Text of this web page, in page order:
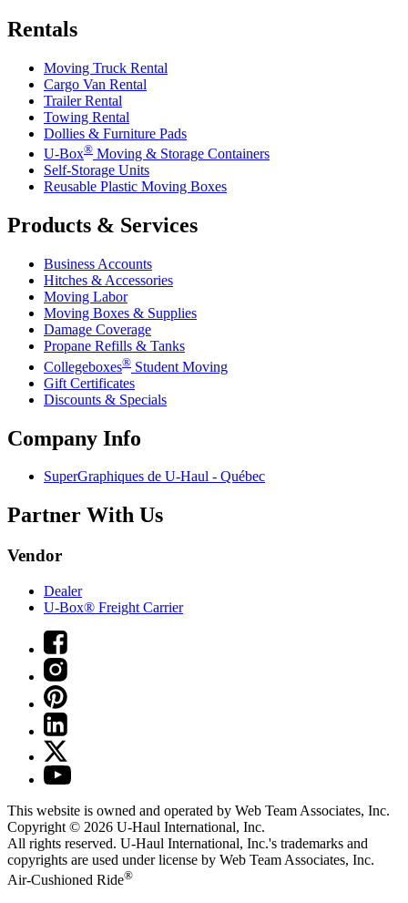
Rentals
Moving Truck Rental
Cargo Van Rental
Trailer Rental
Towing Rental
Dollies & Furniture Pads
U-Box® Moving & Storage Containers
Self-Storage Units
Reusable Plastic Moving Boxes
Products & Services
Business Accounts
Hitches & Accessories
Moving Labor
Moving Boxes & Supplies
Damage Coverage
Propane Refills & Tanks
Collegeboxes® Student Moving
Gift Certificates
Discounts & Specials
Company Info
SuperGraphiques de U-Haul - Québec
Partner With Us
Vendor
Dealer
U-Box® Freight Carrier
This website is owned and operated by Web Team Associates, Inc.
Copyright © 2026 U-Haul International, Inc.
All rights reserved. U-Haul International, Inc.'s trademarks and
copyrights are used under license by Web Team Associates, Inc.
Air-Cushioned Ride®